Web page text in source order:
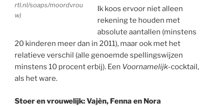
rtl.nl/soaps/moordvrou
w)
Ik koos ervoor niet alleen
rekening te houden met
absolute aantallen (minstens
20 kinderen meer dan in 2011), maar ook met het
relatieve verschil (alle genoemde spellingswijzen
minstens 10 procent erbij). Een Voornamelijk-cocktail,
als het ware.
Stoer en vrouwelijk: Vajèn, Fenna en Nora